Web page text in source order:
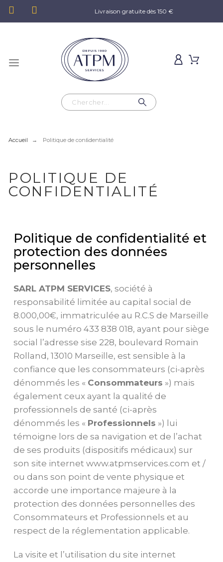
Livraison gratuite dès 150 €
Accueil Politique de conﬁdentialité
POLITIQUE DE
CONFIDENTIALITÉ
Politique de confidentialité et
protection des données
personnelles
SARL ATPM SERVICES, société à
responsabilité limitée au capital social de
8.000,00€, immatriculée au R.C.S de Marseille
sous le numéro 433 838 018, ayant pour siège
social l’adresse sise 228, boulevard Romain
Rolland, 13010 Marseille, est sensible à la
confiance que les consommateurs (ci-après
dénommés les « Consommateurs ») mais
également ceux ayant la qualité de
professionnels de santé (ci-après
dénommés les « Professionnels ») lui
témoigne lors de sa navigation et de l’achat
de ses produits (dispositifs médicaux) sur
son site internet www.atpmservices.com et /
ou dans son point de vente physique et
accorde une importance majeure à la
protection des données personnelles des
Consommateurs et Professionnels et au
respect de la réglementation applicable.
La visite et l’utilisation du site internet